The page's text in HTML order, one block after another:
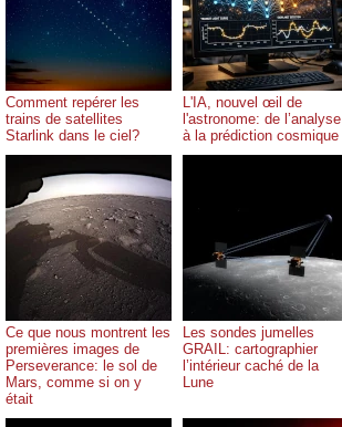
Comment repérer les
trains de satellites
Starlink dans le ciel?
L'IA, nouvel œil de
l'astronome: de l’analyse
à la prédiction cosmique
Ce que nous montrent les
premières images de
Perseverance: le sol de
Mars, comme si on y
était
Les sondes jumelles
GRAIL: cartographier
l’intérieur caché de la
Lune